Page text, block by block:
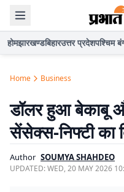
होमझारखण्डबिहारउत्तर प्रदेशपश्चिम
Home Business
डॉलर हुआ बेकाबू
सेंसेक्स-निफ्टी का
Author SOUMYA SHAHDEO
UPDATED:WED, 20 MAY 2026